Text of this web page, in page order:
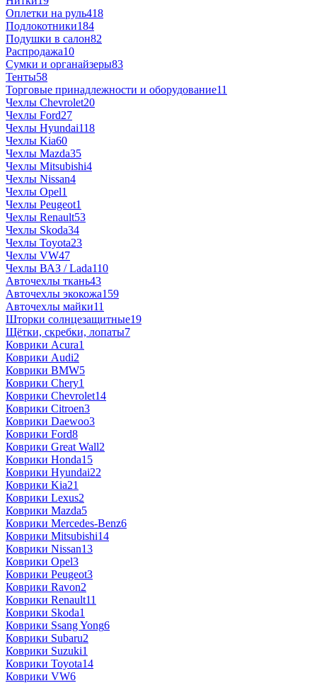
Оплетки на руль418
Подлокотники184
Подушки в салон82
Распродажа10
Сумки и органайзеры83
Тенты58
Торговые принадлежности и оборудование11
Чехлы Chevrolet20
Чехлы Ford27
Чехлы Hyundai118
Чехлы Kia60
Чехлы Mazda35
Чехлы Mitsubishi4
Чехлы Nissan4
Чехлы Opel1
Чехлы Peugeot1
Чехлы Renault53
Чехлы Skoda34
Чехлы Toyota23
Чехлы VW47
Чехлы ВАЗ / Lada110
Авточехлы ткань43
Авточехлы экокожа159
Авточехлы майки11
Шторки солнцезащитные19
Щётки, скребки, лопаты7
Коврики Acura1
Коврики Audi2
Коврики BMW5
Коврики Chery1
Коврики Chevrolet14
Коврики Citroen3
Коврики Daewoo3
Коврики Ford8
Коврики Great Wall2
Коврики Honda15
Коврики Hyundai22
Коврики Kia21
Коврики Lexus2
Коврики Mazda5
Коврики Mercedes-Benz6
Коврики Mitsubishi14
Коврики Nissan13
Коврики Opel3
Коврики Peugeot3
Коврики Ravon2
Коврики Renault11
Коврики Skoda1
Коврики Ssang Yong6
Коврики Subaru2
Коврики Suzuki1
Коврики Toyota14
Коврики VW6